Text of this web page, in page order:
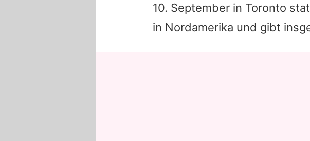
10. September in Toronto
in Nordamerika und gibt